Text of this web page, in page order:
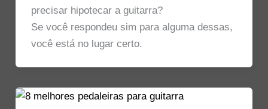
precisar hipotecar a guitarra?
Se você respondeu sim para alguma dessas,
você está no lugar certo.